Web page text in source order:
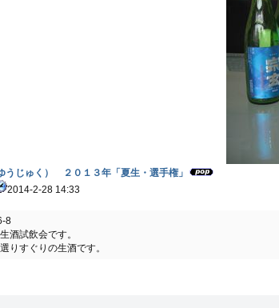
うじゅく） ２０１３年「夏生・選手権」
2014-2-28 14:33
8
酒試飲会です。
りすぐりの生酒です。